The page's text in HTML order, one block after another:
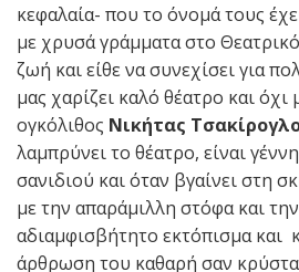
κεφαλαία- που το όνομά τους
με χρυσά γράμματα στο
ζωή και είθε να συνεχίσει για
μας χαρίζει καλό θέατρο και όχι
ογκόλιθος Νικήτας
λαμπρύνει το θέατρο, είναι
σανιδιού και όταν βγαίνει στη
με την απαράμιλλη στόφα και
αδιαμφισβήτητο εκτόπισμα και
άρθρωση του καθαρή σαν